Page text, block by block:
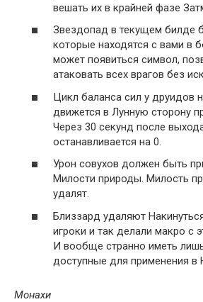
вешать их в крайней фазе
Звездопад в текущем билде
которые находятся с вами в
может появиться символ,
атаковать всех врагов без
Цикл баланса сил у друидов
движется в Лунную сторону
Через 30 секунд после
останавливается на 0.
Урон совухов должен быть
Милости природы. Милость
удалят.
Близзард удаляют
игроки и так делали макро с
И вообще странно иметь
доступные для применения в
Монахи